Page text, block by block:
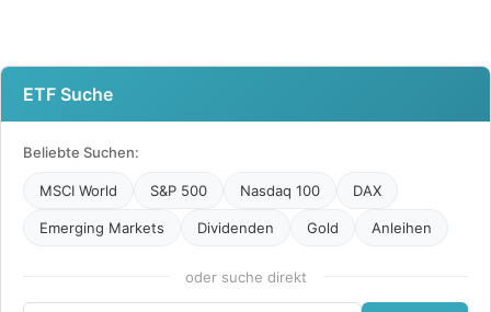
ETF Suche
Beliebte Suchen:
MSCI World S&P 500 Nasdaq 100 DAX
Emerging Markets Dividenden Gold Anleihen
oder suche direkt